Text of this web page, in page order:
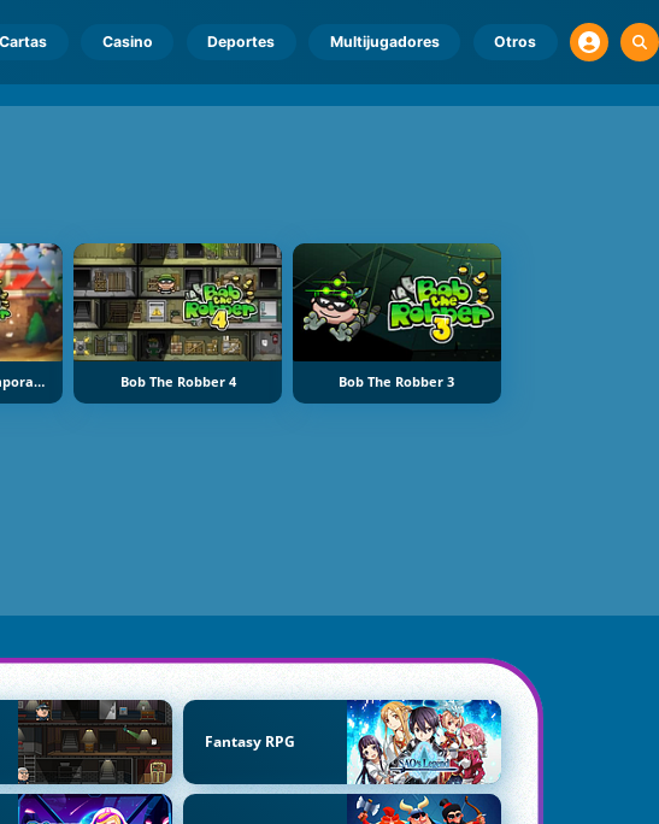
Casino Deportes Multijugadores Otros
Bob El Ladrón 4: Temporada 3 Bob The Robber 4 Bob The Robber 3
Fantasy RPG